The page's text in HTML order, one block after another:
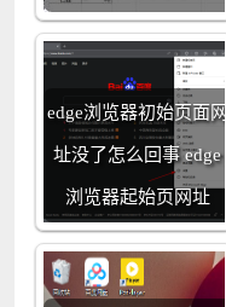
edge浏览器初始页面网
址没了怎么回事 edge
浏览器起始页网址